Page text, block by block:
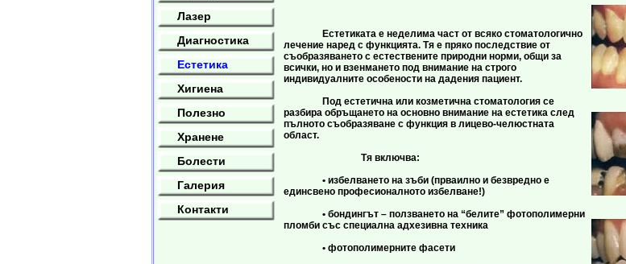
Лазер
Диагностика
Естетика
Хигиена
Полезно
Хранене
Болести
Галерия
Контакти
Естетиката е неделима част от всяко стоматологично
лечение наред с функцията. Тя е пряко последствие от
съобразяването с естествените природни норми, общи за
всички, но и взенмането под внимание на строго
индивидуалните особености на дадения пациент.
Под естетична или козметична стоматология се
разбира обръщането на основно внимание на естетика след
пълното съобразяване с функция в лицево-челюстната
област.
Тя включва:
• избелването на зъби (прваилно и безвредно е
единсвено професионалното избелване!)
• бондингът – ползването на “белите” фотопoлимерни
пломби със специална адхезивна техника
• фотополимерните фасети